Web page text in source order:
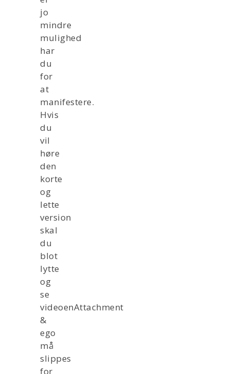
jo
mindre
mulighed
har
du
for
at
manifestere.
Hvis
du
vil
høre
den
korte
og
lette
version
skal
du
blot
lytte
og
se
videoenAttachment
&
ego
må
slippes
for